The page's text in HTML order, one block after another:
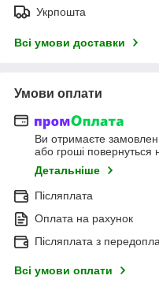
Укрпошта
Всі умови доставки
Умови оплати
Ви отримаєте
або гроші повернуться
Детальніше
Післяплата
Оплата на рахунок
Післяплата з
Всі умови оплати